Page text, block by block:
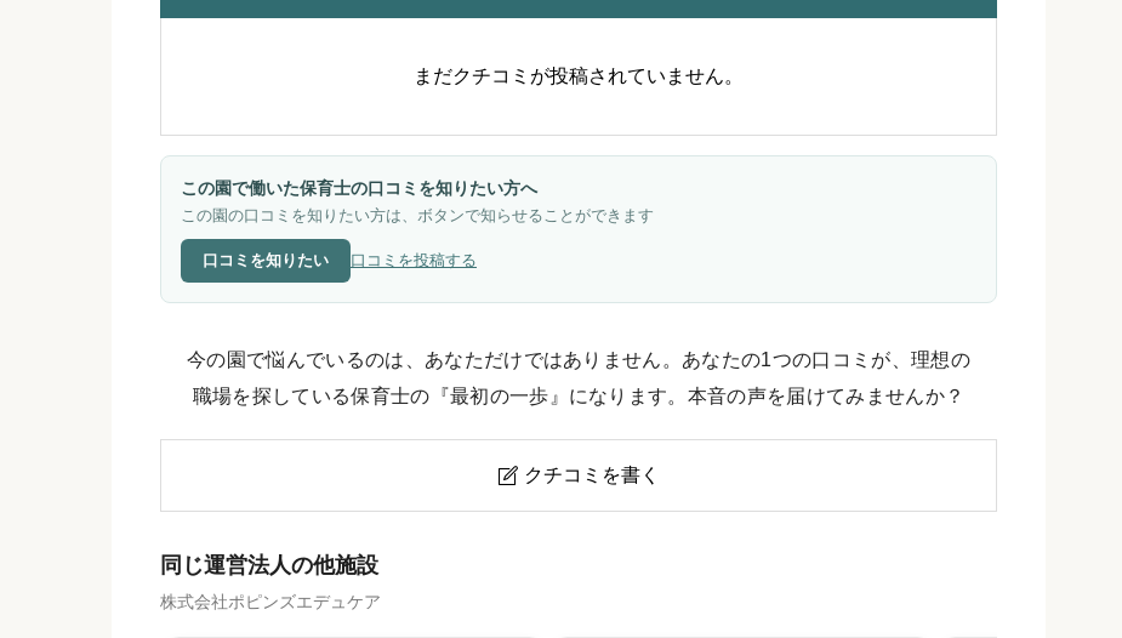
まだクチコミが投稿されていません。
この園で働いた保育士の口コミを知りたい方へ
この園の口コミを知りたい方は、ボタンで知らせることができます
口コミを知りたい 口コミを投稿する
今の園で悩んでいるのは、あなただけではありません。あなたの1つの口コミが、理想の
職場を探している保育士の『最初の一歩』になります。本音の声を届けてみませんか？
 クチコミを書く
同じ運営法人の他施設
株式会社ポピンズエデュケア